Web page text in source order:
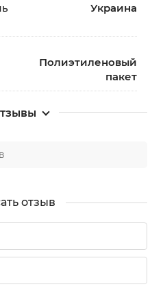
Украина
Полиэтиленовый
пакет
отзыв